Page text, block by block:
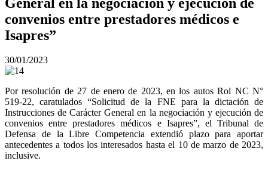
convenios entre prestadores médicos e
Isapres”
30/01/2023
Por resolución de 27 de enero de 2023, en los autos Rol NC N°
519-22, caratulados “Solicitud de la FNE para la dictación de
Instrucciones de Carácter General en la negociación y ejecución de
convenios entre prestadores médicos e Isapres”, el Tribunal de
Defensa de la Libre Competencia extendió plazo para aportar
antecedentes a todos los interesados hasta el 10 de marzo de 2023,
inclusive.